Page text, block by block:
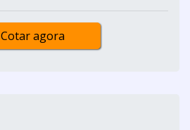
Cotar agora